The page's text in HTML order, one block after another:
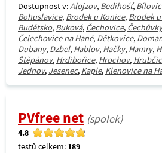
Dostupnost v:Alojzov, Bedihošť,
Bohuslavice, Brodek u Konice, Brodek
Budětsko, Buková, Čechovice, Čechůvky
Čelechovice na Hané, Dětkovice,
Dubany, Dzbel, Hablov, Hačky, Hamry,
Štěpánov, Hrdibořice, Hrochov,
Jednov, Jesenec, Kaple, Klenovice na
PVfree net (spolek)
4.8
testů celkem: 189